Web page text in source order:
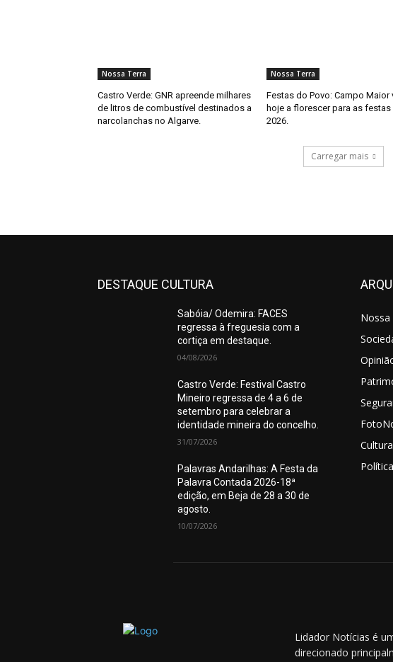
Nossa Terra
Castro Verde: GNR apreende milhares
de litros de combustível destinados a
narcolanchas no Algarve.
Nossa Terra
Festas do Povo: Campo Maior
hoje a florescer para as festas
2026.
Carregar mais
DESTAQUE CULTURA
Sabóia/ Odemira: FACES
regressa à freguesia com a
cortiça em destaque.
04/08/2026
Castro Verde: Festival Castro
Mineiro regressa de 4 a 6 de
setembro para celebrar a
identidade mineira do concelho.
31/07/2026
Palavras Andarilhas: A Festa da
Palavra Contada 2026-18ª
edição, em Beja de 28 a 30 de
agosto.
10/07/2026
Nossa
Cultura
Política
Lidador Notícias é
direcionado